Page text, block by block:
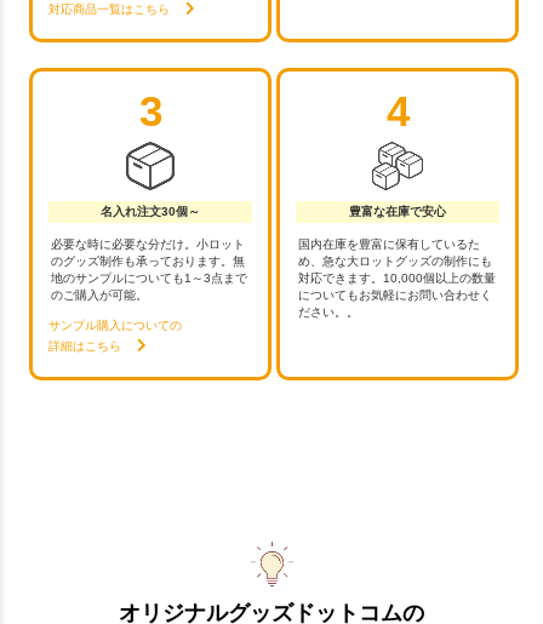
対応商品一覧はこちら
3
名入れ注文30個～
必要な時に必要な分だけ。小ロット
のグッズ制作も承っております。無
地のサンプルについても1～3点まで
のご購入が可能。
サンプル購入についての
詳細はこちら
4
豊富な在庫で安心
国内在庫を豊富に保有しているた
め、急な大ロットグッズの制作にも
対応できます。10,000個以上の数量
についてもお気軽にお問い合わせく
ださい。。
オリジナルグッズドットコムの